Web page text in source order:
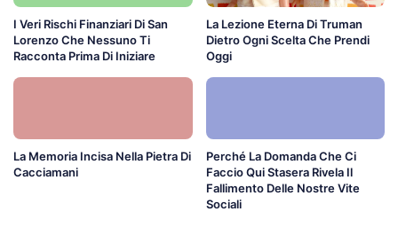
I Veri Rischi Finanziari Di San
Lorenzo Che Nessuno Ti
Racconta Prima Di Iniziare
La Lezione Eterna Di Truman
Dietro Ogni Scelta Che Prendi
Oggi
La Memoria Incisa Nella Pietra Di
Cacciamani
Perché La Domanda Che Ci
Faccio Qui Stasera Rivela Il
Fallimento Delle Nostre Vite
Sociali